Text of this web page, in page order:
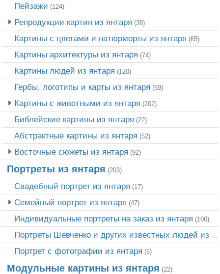
Пейзажи (124)
Репродукции картин из янтаря (38)
Картины с цветами и натюрморты из янтаря (65)
Картины архитектуры из янтаря (74)
Картины людей из янтаря (120)
Гербы, логотипы и карты из янтаря (69)
Картины с животными из янтаря (202)
Библейские картины из янтаря (22)
Абстрактные картины из янтаря (52)
Восточные сюжеты из янтаря (92)
Портреты из янтаря (203)
Свадебный портрет из янтаря (17)
Семейный портрет из янтаря (47)
Индивидуальные портреты на заказ из янтаря (100)
Портрет c фотографии из янтаря (6)
Модульные картины из янтаря (22)